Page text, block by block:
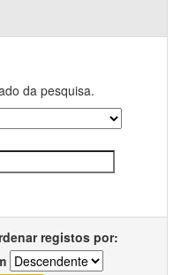
da pesquisa.
registos por: